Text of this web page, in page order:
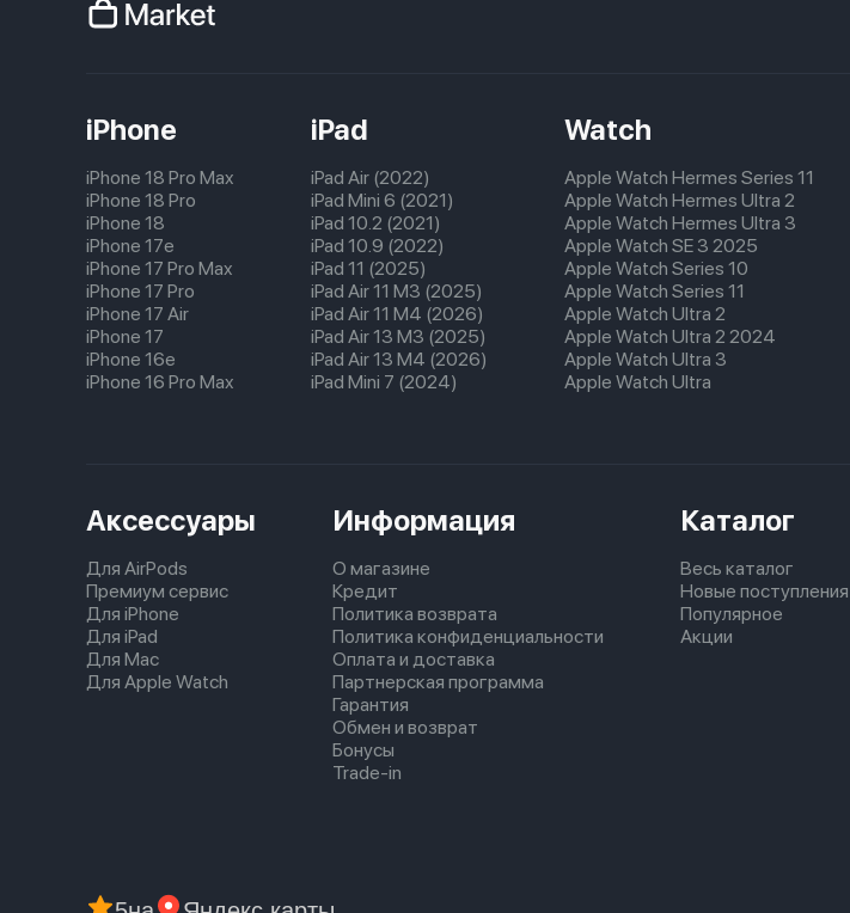
iPhone
iPhone 18 Pro Max
iPhone 18 Pro
iPhone 18
iPhone 17e
iPhone 17 Pro Max
iPhone 17 Pro
iPhone 17 Air
iPhone 17
iPhone 16e
iPhone 16 Pro Max
iPad
iPad Air (2022)
iPad Mini 6 (2021)
iPad 10.2 (2021)
iPad 10.9 (2022)
iPad 11 (2025)
iPad Air 11 M3 (2025)
iPad Air 11 M4 (2026)
iPad Air 13 M3 (2025)
iPad Air 13 M4 (2026)
iPad Mini 7 (2024)
Watch
Apple Watch Hermes Series 11
Apple Watch Hermes Ultra 2
Apple Watch Hermes Ultra 3
Apple Watch SE 3 2025
Apple Watch Series 10
Apple Watch Series 11
Apple Watch Ultra 2
Apple Watch Ultra 2 2024
Apple Watch Ultra 3
Apple Watch Ultra
Аксессуары
Для AirPods
Премиум сервис
Для iPhone
Для iPad
Для Mac
Для Apple Watch
Информация
О магазине
Кредит
Политика возврата
Политика конфиденциальности
Оплата и доставка
Партнерская программа
Гарантия
Обмен и возврат
Бонусы
Trade-in
Каталог
Весь каталог
Новые поступления
Популярное
Акции